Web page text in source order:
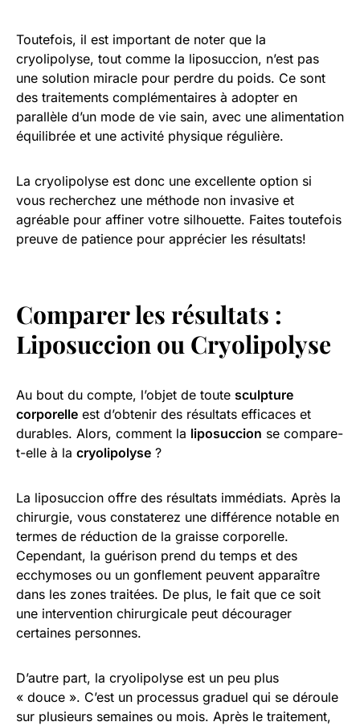
Toutefois, il est important de noter que la
cryolipolyse, tout comme la liposuccion, n’est pas
une solution miracle pour perdre du poids. Ce sont
des traitements complémentaires à adopter en
parallèle d’un mode de vie sain, avec une alimentation
équilibrée et une activité physique régulière.
La cryolipolyse est donc une excellente option si
vous recherchez une méthode non invasive et
agréable pour affiner votre silhouette. Faites toutefois
preuve de patience pour apprécier les résultats!
Comparer les résultats :
Liposuccion ou Cryolipolyse
Au bout du compte, l’objet de toute sculpture
corporelle est d’obtenir des résultats efficaces et
durables. Alors, comment la liposuccion se compare-
t-elle à la cryolipolyse ?
La liposuccion offre des résultats immédiats. Après la
chirurgie, vous constaterez une différence notable en
termes de réduction de la graisse corporelle.
Cependant, la guérison prend du temps et des
ecchymoses ou un gonflement peuvent apparaître
dans les zones traitées. De plus, le fait que ce soit
une intervention chirurgicale peut décourager
certaines personnes.
D’autre part, la cryolipolyse est un peu plus
« douce ». C’est un processus graduel qui se déroule
sur plusieurs semaines ou mois. Après le traitement,